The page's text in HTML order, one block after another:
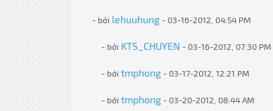
- bởi lehuuhung- 03-16-2012, 04:54 PM
- bởi KTS_CHUYEN - 03-16-2012, 07:30 PM
- bởi tmphong- 03-17-2012, 12:21 PM
- bởi tmphong- 03-20-2012, 08:44 AM